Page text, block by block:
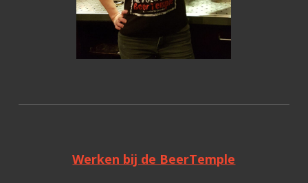
Werken bij de BeerTemple